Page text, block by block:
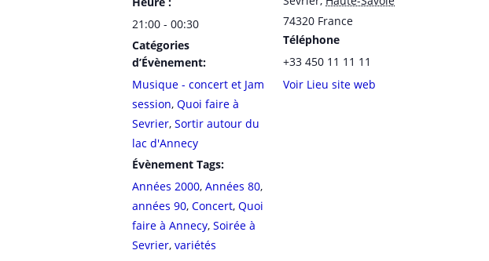
21:00 - 00:30
Catégories
d’Évènement:
Musique - concert et Jam
session, Quoi faire à
Sevrier, Sortir autour du
lac d'Annecy
Évènement Tags:
Années 2000, Années 80,
années 90, Concert, Quoi
faire à Annecy, Soirée à
Sevrier, variétés
74320 France
Téléphone
+33 450 11 11 11
Voir Lieu site web